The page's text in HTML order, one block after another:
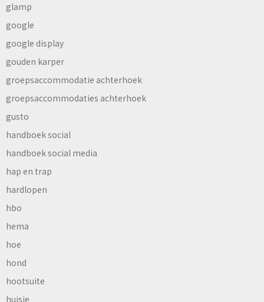
glamp
google
google display
gouden karper
groepsaccommodatie achterhoek
groepsaccommodaties achterhoek
gusto
handboek social
handboek social media
hap en trap
hardlopen
hbo
hema
hoe
hond
hootsuite
huisje